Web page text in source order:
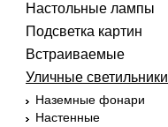
Настольные лампы
Подсветка картин
Встраиваемые
Уличные светильники
Наземные фонари
Настенные